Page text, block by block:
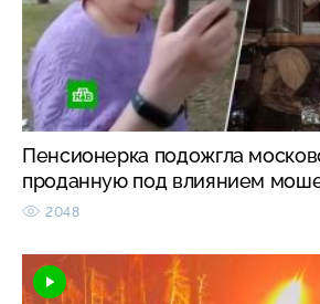
Пенсионерка подожгла
проданную под влиянием
2048